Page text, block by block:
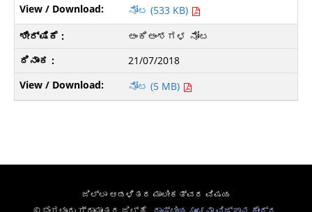
ನೋಟ (533 KB)
ಅಂಕಿಅಂಶಗಳ ನೋಟ
21/07/2018
ನೋಟ (5 MB)
ಜಿಲ್ಲಾ ಆಡಳಿತದ ಮಾಲೀಕತ್ವದ ವಿಷಯ